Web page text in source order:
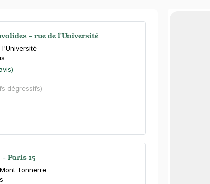
- rue de l'Université
l'Université
dégressifs)
Paris 15
Tonnerre